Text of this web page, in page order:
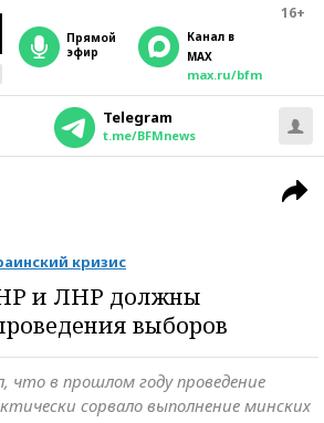
16+
прямой
эфир
Канал в
MAX
max.ru/bfm
Telegram
t.me/BFMnews
кризис
и ЛНР должны
выборов
в прошлом году проведение
сорвало выполнение минских